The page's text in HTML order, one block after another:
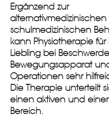
Ergänzend zur
schulmedizinischen
kann Physiotherapie für
Liebling bei
Bewegungsapparat
Operationen sehr
Die Therapie unterteilt
einen aktiven und
Bereich.